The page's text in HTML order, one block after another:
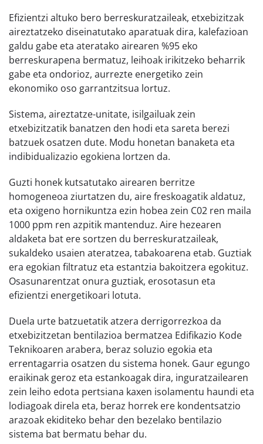
Efizientzi altuko bero berreskuratzaileak, etxebizitzak
aireztatzeko diseinatutako aparatuak dira, kalefazioan
galdu gabe eta ateratako airearen %95 eko
berreskurapena bermatuz, leihoak irikitzeko beharrik
gabe eta ondorioz, aurrezte energetiko zein
ekonomiko oso garrantzitsua lortuz.
Sistema, aireztatze-unitate, isilgailuak zein
etxebizitzatik banatzen den hodi eta sareta berezi
batzuek osatzen dute. Modu honetan banaketa eta
indibidualizazio egokiena lortzen da.
Guzti honek kutsatutako airearen berritze
homogeneoa ziurtatzen du, aire freskoagatik aldatuz,
eta oxigeno hornikuntza ezin hobea zein C02 ren maila
1000 ppm ren azpitik mantenduz. Aire hezearen
aldaketa bat ere sortzen du berreskuratzaileak,
sukaldeko usaien ateratzea, tabakoarena etab. Guztiak
era egokian filtratuz eta estantzia bakoitzera egokituz.
Osasunarentzat onura guztiak, erosotasun eta
efizientzi energetikoari lotuta.
Duela urte batzuetatik atzera derrigorrezkoa da
etxebizitzetan bentilazioa bermatzea Edifikazio Kode
Teknikoaren arabera, beraz soluzio egokia eta
errentagarria osatzen du sistema honek. Gaur egungo
eraikinak geroz eta estankoagak dira, inguratzailearen
zein leiho edota pertsiana kaxen isolamentu haundi eta
lodiagoak direla eta, beraz horrek ere kondentsatzio
arazoak ekiditeko behar den bezelako bentilazio
sistema bat bermatu behar du.